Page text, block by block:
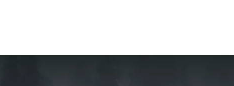
заднего хода